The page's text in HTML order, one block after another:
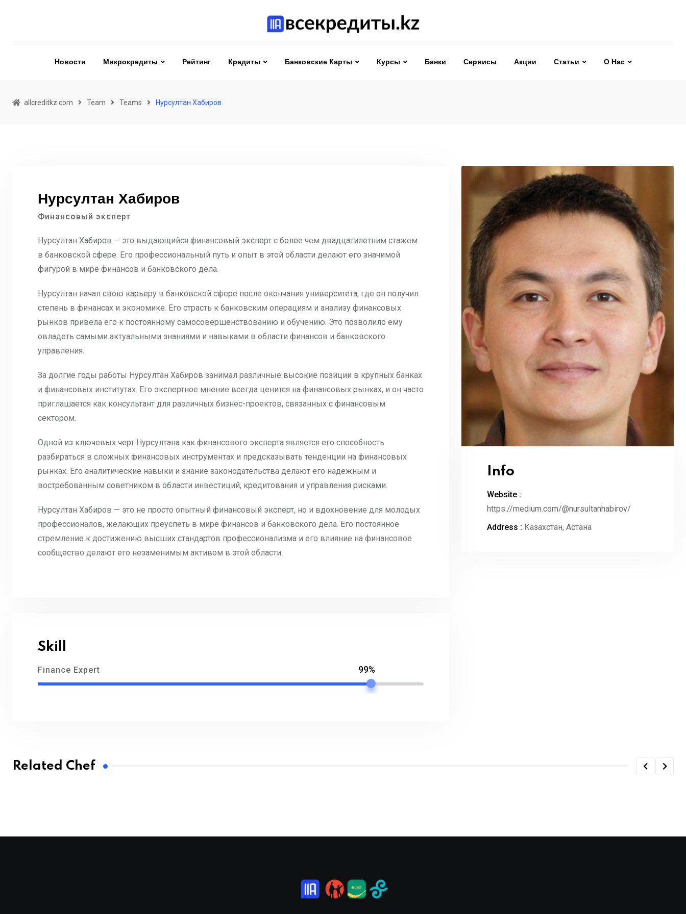
Новости Микрокредиты Рейтинг Кредиты Банковские Карты Курсы Банки Сервисы Акции Статьи О Нас
allcreditkz.com Team Teams Нурсултан Хабиров
Нурсултан Хабиров
Финансовый эксперт
Нурсултан Хабиров — это выдающийся финансовый эксперт с более чем двадцатилетним стажем
в банковской сфере. Его профессиональный путь и опыт в этой области делают его значимой
фигурой в мире финансов и банковского дела.
Нурсултан начал свою карьеру в банковской сфере после окончания университета, где он получил
степень в финансах и экономике. Его страсть к банковским операциям и анализу финансовых
рынков привела его к постоянному самосовершенствованию и обучению. Это позволило ему
овладеть самыми актуальными знаниями и навыками в области финансов и банковского
управления.
За долгие годы работы Нурсултан Хабиров занимал различные высокие позиции в крупных банках
и финансовых институтах. Его экспертное мнение всегда ценится на финансовых рынках, и он часто
приглашается как консультант для различных бизнес-проектов, связанных с финансовым
сектором.
Одной из ключевых черт Нурсултана как финансового эксперта является его способность
разбираться в сложных финансовых инструментах и предсказывать тенденции на финансовых
рынках. Его аналитические навыки и знание законодательства делают его надежным и
востребованным советником в области инвестиций, кредитования и управления рисками.
Нурсултан Хабиров — это не просто опытный финансовый эксперт, но и вдохновение для молодых
профессионалов, желающих преуспеть в мире финансов и банковского дела. Его постоянное
стремление к достижению высших стандартов профессионализма и его влияние на финансовое
сообщество делают его незаменимым активом в этой области.
Skill
Finance Expert
Info
Website :
https://medium.com/@nursultanhabirov/
Address : Казахстан, Астана
Related Chef